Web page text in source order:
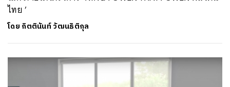
ไทย ’
โดย กิตตินันท์ วัฒนธิติกุล